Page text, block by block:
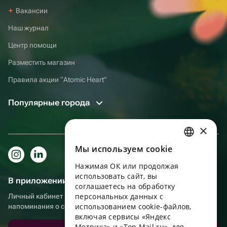
незабываемым. От всей души
рекомендую! Если вы хотите подарить
что всё будет выполнено с любовью и
безупречно, смело обращайтесь
Вакансии
Наш журнал
Центр помощи
Разместить магазин
Правила акции “Atomic Heart”
Популярные города
В приложении еще удобнее!
Личный кабинет получателя, больше бонусов за покупки и
напоминания о событиях
ENGLISH
UKRAINIAN
PORTUGUESE
×
Мы используем сookie
Нажимая ОК или продолжая
использовать сайт, вы
соглашаетесь на обработку
персональных данных с
использованием cookie-файлов,
включая сервисы «Яндекс